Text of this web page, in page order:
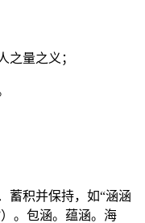
之量之义；
蓄积并保持，如“涵涵
。包涵。蕴涵。海